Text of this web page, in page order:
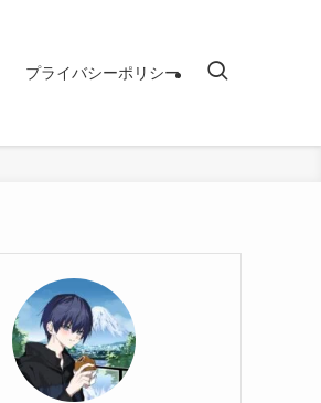
プライバシーポリシー